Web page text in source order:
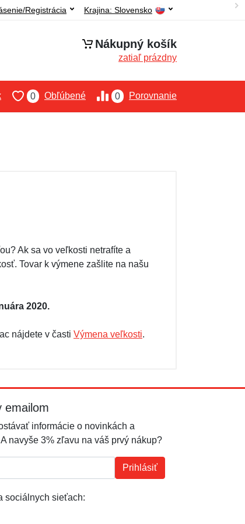
Krajina: Slovensko
Registrácia
Nákupný košík
zatiaľ prázdny
0 Porovnanie
0 Obľúbené
Ak sa vo veľkosti netrafíte a
Tovar k výmene zašlite na našu
2020.
nájdete v časti Výmena veľkosti.
emailom
informácie o novinkách a
navyše 3% zľavu na váš prvý nákup?
Prihlásiť
sociálnych sieťach: